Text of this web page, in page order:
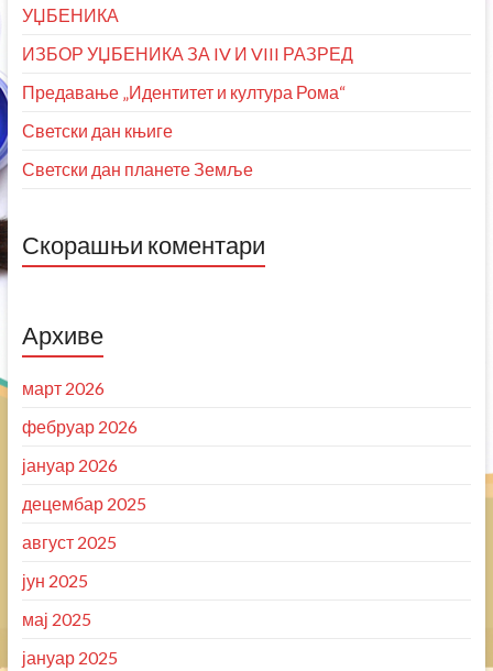
УЏБЕНИКА
ИЗБОР УЏБЕНИКА ЗА IV И VIII РАЗРЕД
Предавање „Идентитет и култура Рома“
Светски дан књиге
Светски дан планете Земље
Скорашњи коментари
Архиве
март 2026
фебруар 2026
јануар 2026
децембар 2025
август 2025
јун 2025
мај 2025
јануар 2025